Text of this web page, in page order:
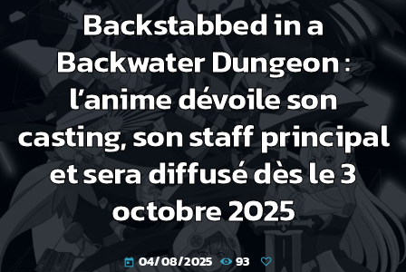
Backstabbed in a
Backwater Dungeon :
l’anime dévoile son
casting, son staff principal
et sera diffusé dès le 3
octobre 2025
today 04/08/2025 93